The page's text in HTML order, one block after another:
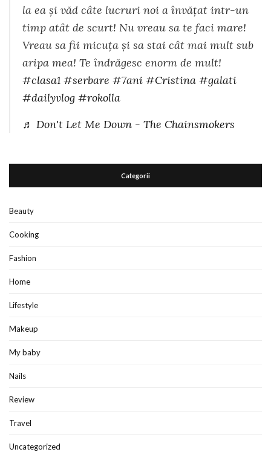
la ea și văd câte lucruri noi a învățat intr-un
timp atât de scurt! Nu vreau sa te faci mare!
Vreau sa fii micuța și sa stai cât mai mult sub
aripa mea! Te îndrăgesc enorm de mult!
#clasa1 #serbare #7ani #Cristina #galati
#dailyvlog #rokolla
♬ Don't Let Me Down - The Chainsmokers
Categorii
Beauty
Cooking
Fashion
Home
Lifestyle
Makeup
My baby
Nails
Review
Travel
Uncategorized